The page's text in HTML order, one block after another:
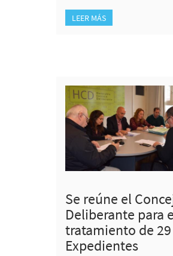
LEER MÁS
Se reúne el
Deliberante para
tratamiento de 29
Expedientes